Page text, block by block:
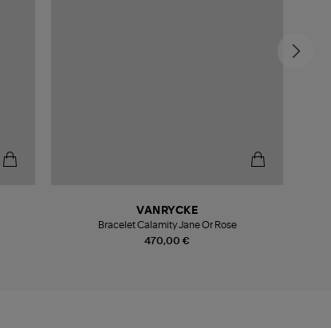
470,00 €
VANRYCKE
Bracelet Calamity Jane Or Rose